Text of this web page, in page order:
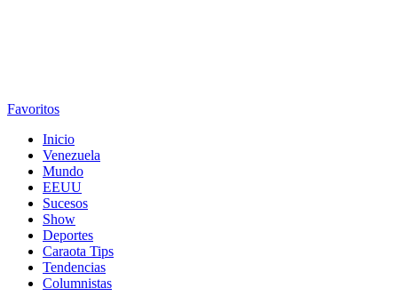
Favoritos
Inicio
Venezuela
Mundo
EEUU
Sucesos
Show
Deportes
Caraota Tips
Tendencias
Columnistas